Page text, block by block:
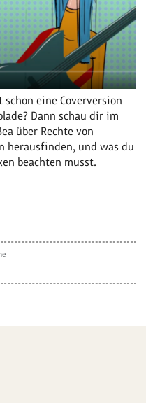
eine Coverversion
Dann schau dir im
über Rechte von
herausfinden, und was du
beachten musst.